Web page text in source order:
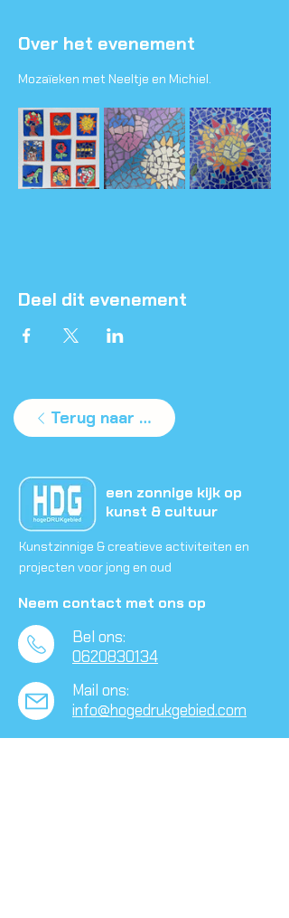
Over het evenement
Mozaïeken met Neeltje en Michiel.
Deel dit evenement
Terug naar agenda
een zonnige kijk op
kunst & cultuur
Kunstzinnige & creatieve activiteiten en
projecten voor jong en oud
Neem contact met ons op
Bel ons:
0620830134
Mail ons:
info@hogedrukgebied.com